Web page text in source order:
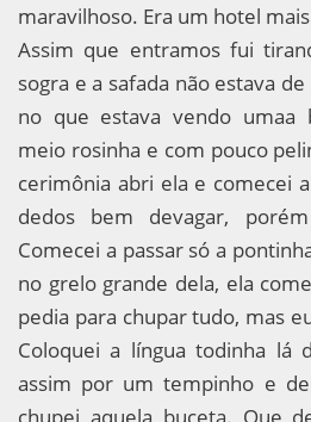
maravilhoso. Era um hotel
Assim que entramos fui
sogra e a safada não estava
no que estava vendo umaa
meio rosinha e com pouco
cerimônia abri ela e comecei
dedos bem devagar,
Comecei a passar só a
no grelo grande dela, ela
pedia para chupar tudo, mas
Coloquei a língua todinha lá
assim por um tempinho e